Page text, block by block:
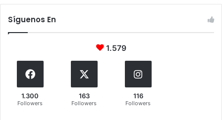
Síguenos En
1.579
1.300
Followers
163
Followers
116
Followers